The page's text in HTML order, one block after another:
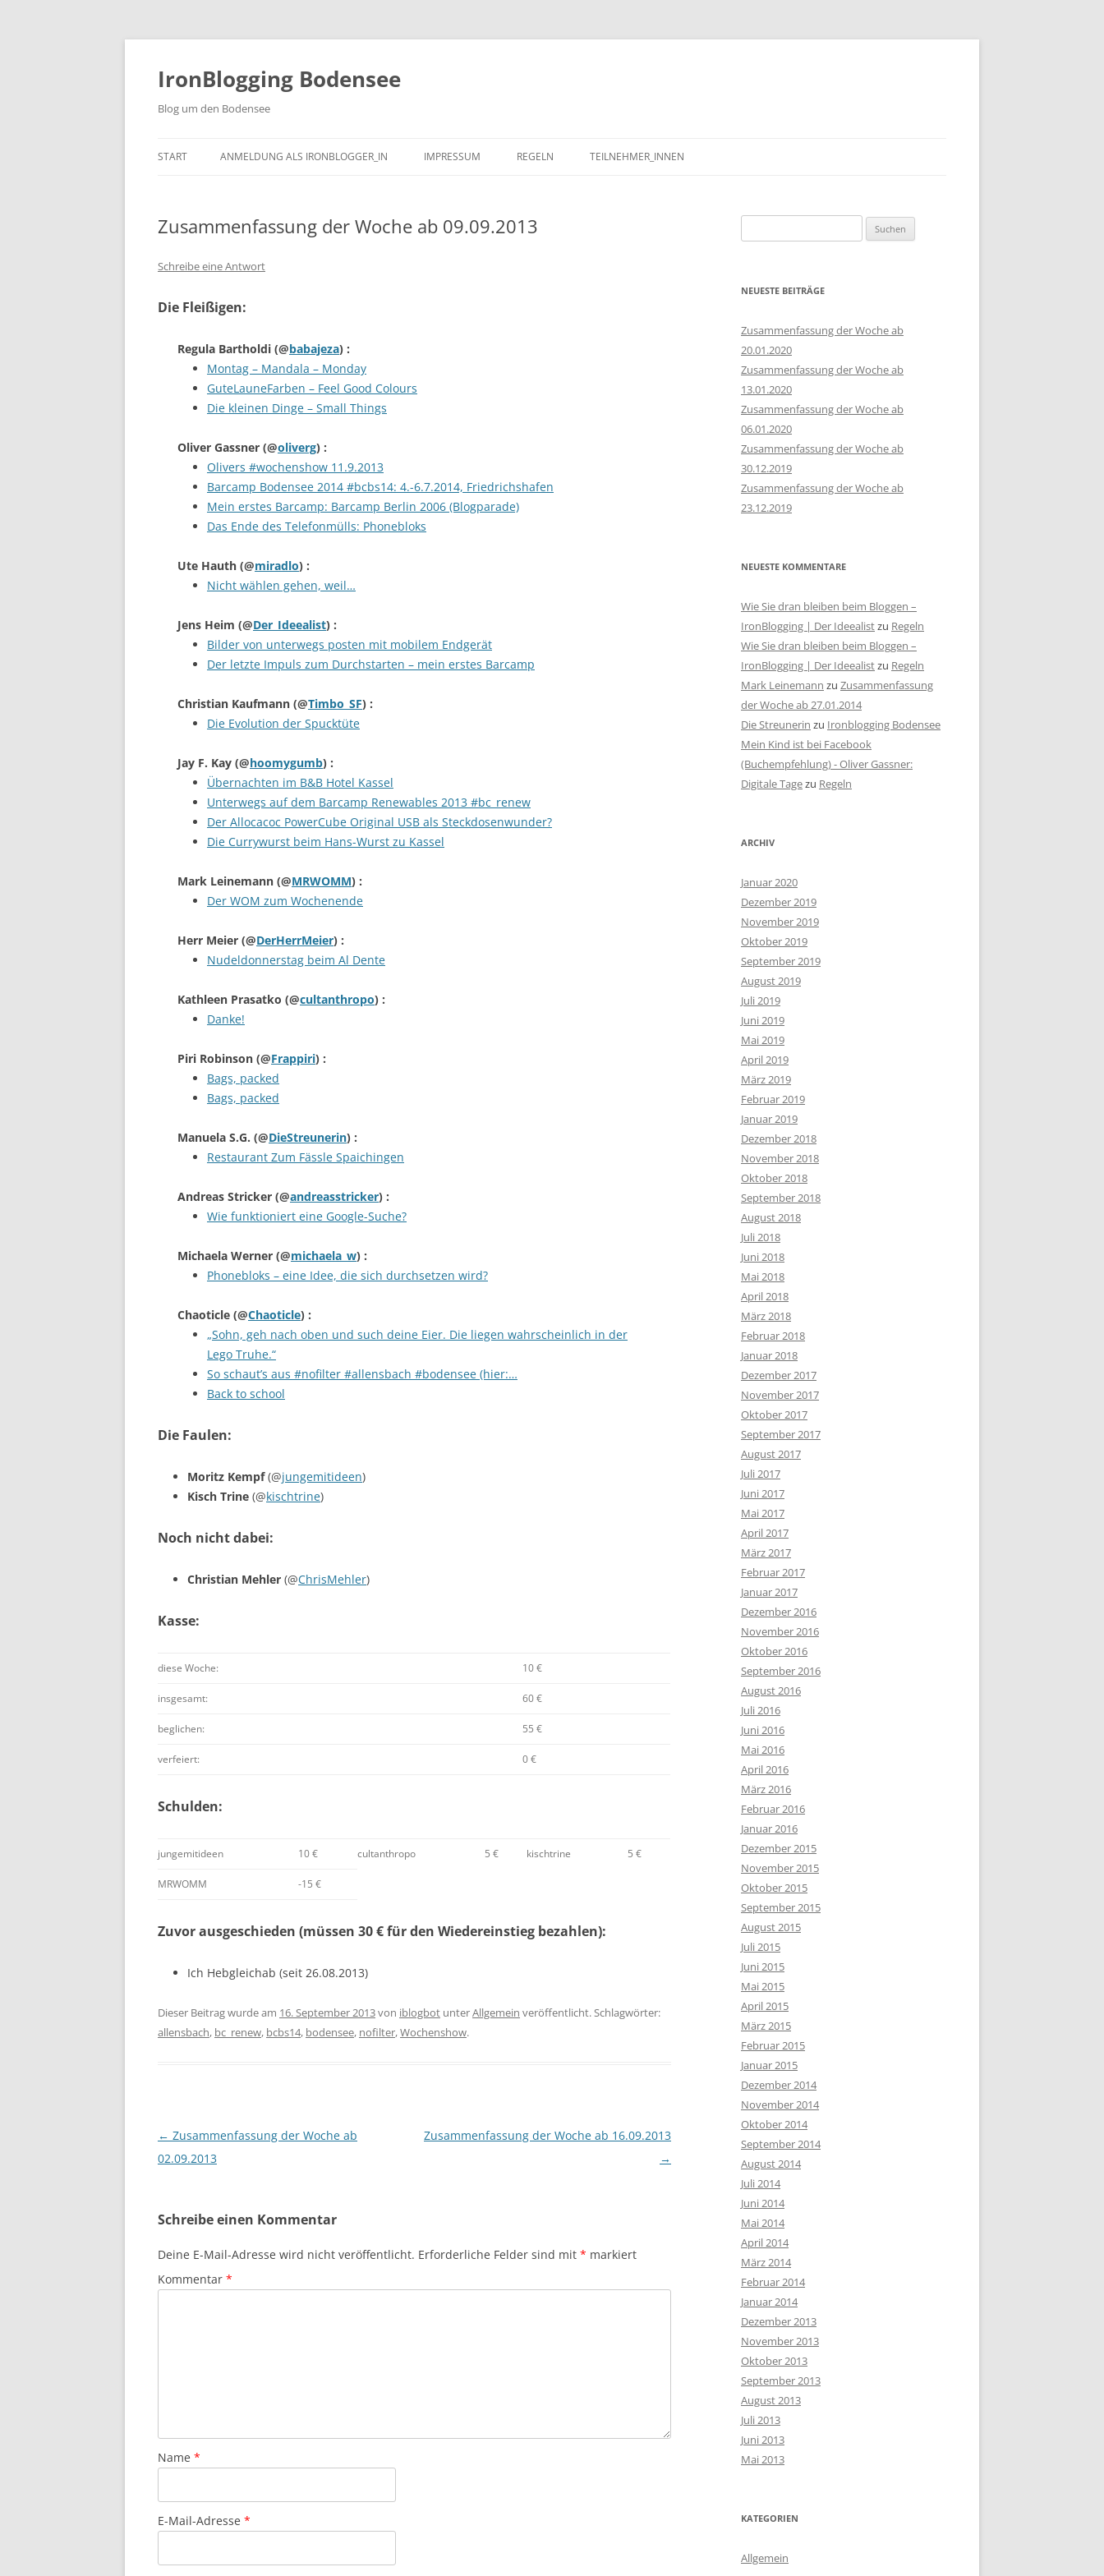
Zum
IronBlogging Bodensee
Blog um den Bodensee
START ANMELDUNG ALS IRONBLOGGER_IN IMPRESSUM REGELN TEILNEHMER_INNEN
Zusammenfassung der Woche ab 09.09.2013
Schreibe eine Antwort
Die Fleißigen:
Regula Bartholdi (@babajeza) :
Montag – Mandala – Monday
GuteLauneFarben – Feel Good Colours
Die kleinen Dinge – Small Things
Oliver Gassner (@oliverg) :
Olivers #wochenshow 11.9.2013
Barcamp Bodensee 2014 #bcbs14: 4.-6.7.2014, Friedrichshafen
Mein erstes Barcamp: Barcamp Berlin 2006 (Blogparade)
Das Ende des Telefonmülls: Phonebloks
Ute Hauth (@miradlo) :
Nicht wählen gehen, weil…
Jens Heim (@Der_Ideealist) :
Bilder von unterwegs posten mit mobilem Endgerät
Der letzte Impuls zum Durchstarten – mein erstes Barcamp
Christian Kaufmann (@Timbo_SF) :
Die Evolution der Spucktüte
Jay F. Kay (@hoomygumb) :
Übernachten im B&B Hotel Kassel
Unterwegs auf dem Barcamp Renewables 2013 #bc_renew
Der Allocacoc PowerCube Original USB als Steckdosenwunder?
Die Currywurst beim Hans-Wurst zu Kassel
Mark Leinemann (@MRWOMM) :
Der WOM zum Wochenende
Herr Meier (@DerHerrMeier) :
Nudeldonnerstag beim Al Dente
Kathleen Prasatko (@cultanthropo) :
Danke!
Piri Robinson (@Frappiri) :
Bags, packed
Bags, packed
Manuela S.G. (@DieStreunerin) :
Restaurant Zum Fässle Spaichingen
Andreas Stricker (@andreasstricker) :
Wie funktioniert eine Google-Suche?
Michaela Werner (@michaela_w) :
Phonebloks – eine Idee, die sich durchsetzen wird?
Chaoticle (@Chaoticle) :
„Sohn, geh nach oben und such deine Eier. Die liegen wahrscheinlich in der
Lego Truhe.“
So schaut’s aus #nofilter #allensbach #bodensee (hier:…
Back to school
Die Faulen:
Moritz Kempf(@jungemitideen)
Kisch Trine (@kischtrine)
Noch nicht dabei:
Christian Mehler (@ChrisMehler)
Kasse:
diese Woche: 10 €
insgesamt: 60 €
beglichen: 55 €
verfeiert: 0 €
Schulden:
jungemitideen 10 € cultanthropo 5 € kischtrine 5 €
MRWOMM -15 €
Zuvor ausgeschieden (müssen 30 € für den Wiedereinstieg bezahlen):
Ich Hebgleichab (seit 26.08.2013)
Dieser Beitrag wurde am 16. September 2013von iblogbot unterAllgemein veröffentlicht. Schlagwörter:
allensbach, bc_renew, bcbs14, bodensee, nofilter,Wochenshow.
Beitragsnavigation
← Zusammenfassung der Woche ab
02.09.2013
Zusammenfassung der Woche ab 16.09.2013
→
Schreibe einen Kommentar
Deine E-Mail-Adresse wird nicht veröffentlicht. Erforderliche Felder sind mit * markiert
Kommentar *
Name *
E-Mail-Adresse *
nach:
NEUESTE BEITRÄGE
Zusammenfassung der Woche ab
20.01.2020
Zusammenfassung der Woche ab
13.01.2020
Zusammenfassung der Woche ab
06.01.2020
Zusammenfassung der Woche ab
30.12.2019
Zusammenfassung der Woche ab
23.12.2019
NEUESTE KOMMENTARE
Wie Sie dran bleiben beim Bloggen –
IronBlogging | Der Ideealistzu Regeln
Wie Sie dran bleiben beim Bloggen –
IronBlogging | Der Ideealistzu Regeln
Mark Leinemann zu Zusammenfassung
der Woche ab 27.01.2014
Die Streunerin zu Ironblogging Bodensee
Mein Kind ist bei Facebook
(Buchempfehlung) - Oliver Gassner:
Digitale Tagezu Regeln
ARCHIV
Januar 2020
Dezember 2019
November 2019
Oktober 2019
September 2019
August 2019
Juli 2019
Juni 2019
Mai 2019
April 2019
März 2019
Februar 2019
Januar 2019
Dezember 2018
November 2018
Oktober 2018
September 2018
August 2018
Juli 2018
Juni 2018
Mai 2018
April 2018
März 2018
Februar 2018
Januar 2018
Dezember 2017
November 2017
Oktober 2017
September 2017
August 2017
Juli 2017
Juni 2017
Mai 2017
April 2017
März 2017
Februar 2017
Januar 2017
Dezember 2016
November 2016
Oktober 2016
September 2016
August 2016
Juli 2016
Juni 2016
Mai 2016
April 2016
März 2016
Februar 2016
Januar 2016
Dezember 2015
November 2015
Oktober 2015
September 2015
August 2015
Juli 2015
Juni 2015
Mai 2015
April 2015
März 2015
Februar 2015
Januar 2015
Dezember 2014
November 2014
Oktober 2014
September 2014
August 2014
Juli 2014
Juni 2014
Mai 2014
April 2014
März 2014
Februar 2014
Januar 2014
Dezember 2013
November 2013
Oktober 2013
September 2013
August 2013
Juli 2013
Juni 2013
Mai 2013
KATEGORIEN
Allgemein